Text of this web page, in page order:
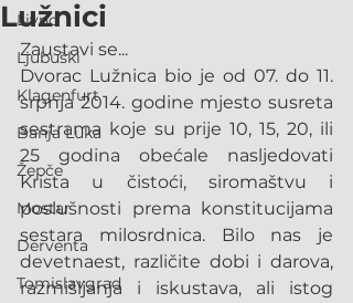
Livno
Ljubuški
Klagenfurt
Banja Luka
Žepče
Mostar
Derventa
Tomislavgrad
Lužnici
Zaustavi se...
Dvorac Lužnica bio je od 07. do 11.
srpnja 2014. godine mjesto susreta
sestrama koje su prije 10, 15, 20, ili
25 godina obećale nasljedovati
Krista u čistoći, siromaštvu i
poslušnosti prema konstitucijama
sestara milosrdnica. Bilo nas je
devetnaest, različite dobi i darova,
razmišljanja i iskustava, ali istog